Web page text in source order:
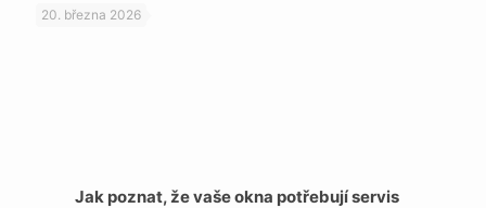
20. března 2026
Jak poznat, že vaše okna potřebují servis